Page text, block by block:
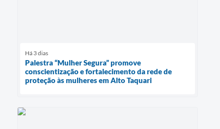
Há 3 dias
Palestra “Mulher Segura” promove
conscientização e fortalecimento da rede de
proteção às mulheres em Alto Taquari